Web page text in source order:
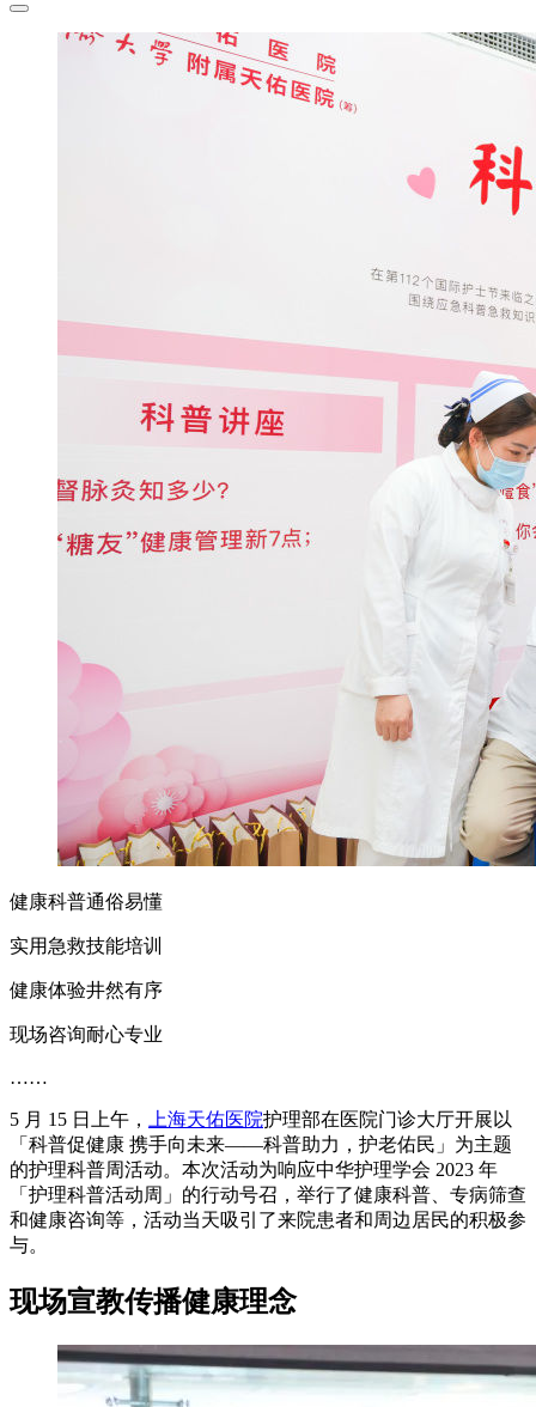
健康科普通俗易懂
实用急救技能培训
健康体验井然有序
现场咨询耐心专业
……
5 月 15 日上午， 上海天佑医院护理部在医院门诊大厅开展以
「科普促健康 携手向未来——科普助力，护老佑民」为主题
的护理科普周活动。本次活动为响应中华护理学会 2023 年
「护理科普活动周」的行动号召，举行了健康科普、专病筛查
和健康咨询等，活动当天吸引了来院患者和周边居民的积极参
与。
现场宣教传播健康理念